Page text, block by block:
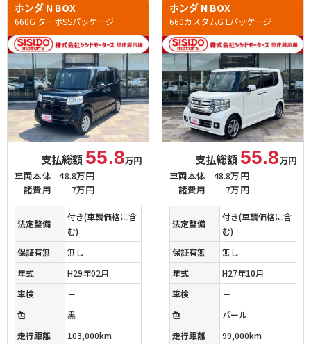
ホンダ N BOX
660G ターボSSパッケージ
支払総額 55.8万円
車両本体
48.8万円
諸費用
7万円
法定整備
付き(車輌価格に含
む)
保証有無
無し
年式
H29年02月
車検
－
色
黒
走行距離
103,000km
ホンダ N BOX
660カスタムG Lパッケージ
支払総額 55.8万円
車両本体
48.8万円
諸費用
7万円
法定整備
付き(車輌価格に含
む)
保証有無
無し
年式
H27年10月
車検
－
色
パール
走行距離
99,000km